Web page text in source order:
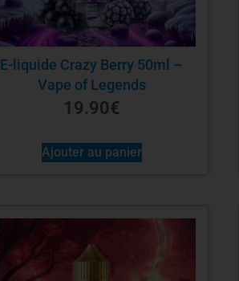
E-liquide Crazy Berry 50ml –
Vape of Legends
19.90€
Ajouter au panier